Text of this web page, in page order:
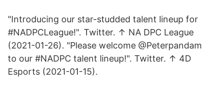
"Introducing our star-studded talent lineup for
#NADPCLeague!". Twitter. ↑ NA DPC League
(2021-01-26). "Please welcome @Peterpandam
to our #NADPC talent lineup!". Twitter. ↑ 4D
Esports (2021-01-15).